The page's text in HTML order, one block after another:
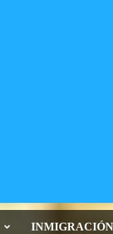
INMIGRACIÓN